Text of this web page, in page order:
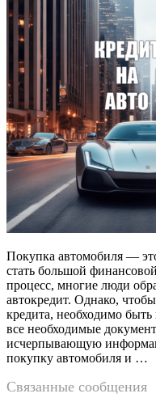
Покупка автомобиля —
стать большой
процесс, многие люди
автокредит. Однако,
кредита, необходимо
все необходимые
исчерпывающую
покупку автомобиля и …
Связанные сообщения